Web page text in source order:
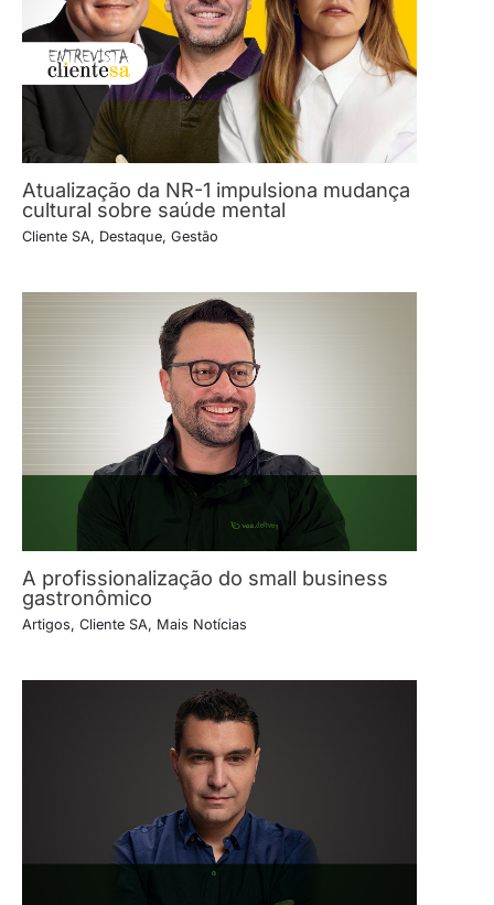
Atualização da NR-1 impulsiona mudança
cultural sobre saúde mental
Cliente SA, Destaque, Gestão
A profissionalização do small business
gastronômico
Artigos, Cliente SA, Mais Notícias